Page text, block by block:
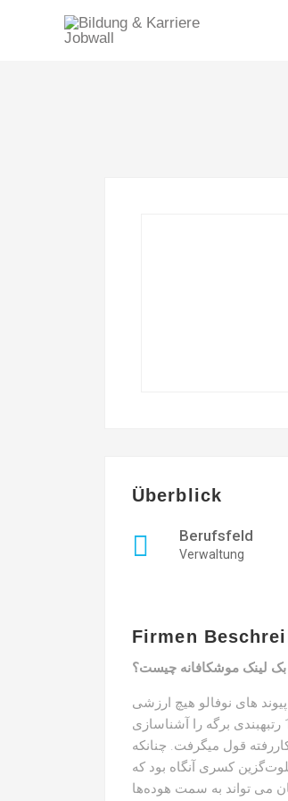
Überblick
Berufsfeld
Verwaltung
Firmen
بک لینک موشکافانه چیست؟
های نوفالو هیچ ارزشی
ندارند. وقت یکی یک لینک نوفالو شمرده میشود. هنگامی گوگل داخل سال1990 رتبهبندی برگه را آشناسازی
قول میگرفت. چنانکه
کسری آنگاه بود که
می تواند به سمت هوده‌ها